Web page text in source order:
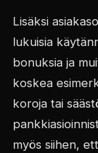
Lisäksi
lukuisia
bonuksia ja
koskea
koroja tai
myös siihen,